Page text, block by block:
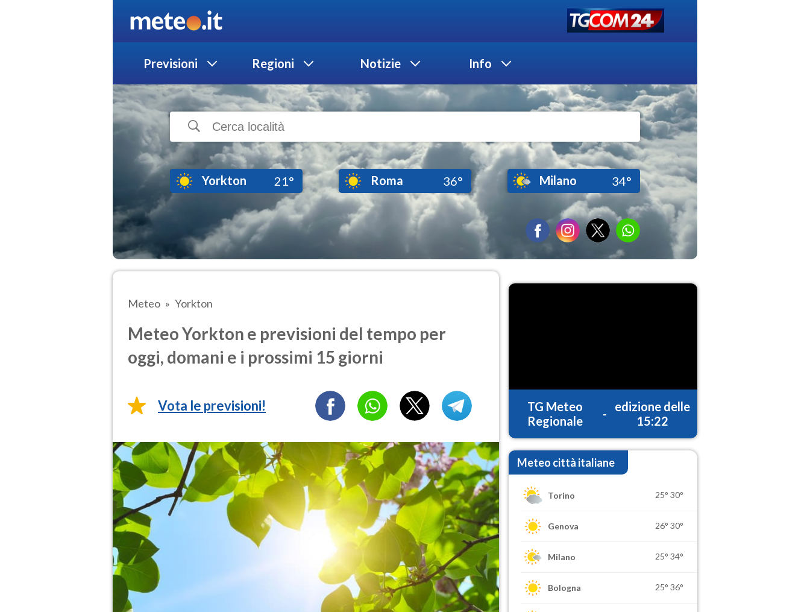
Previsioni Regioni Notizie Info
Yorkton 21° Roma 36° Milano 34°
Meteo Yorkton
Meteo Yorkton e previsioni del tempo per
oggi, domani e i prossimi 15 giorni
Vota le previsioni!
TG Meteo
Regionale
-
edizione delle
15:22
Meteo città italiane
Torino 25° 30°
Genova 26° 30°
Milano 25° 34°
Bologna 25° 36°